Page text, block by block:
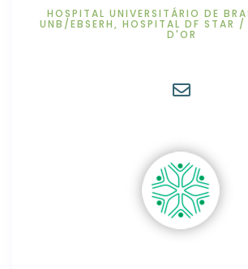
HOSPITAL UNIVERSITÁRIO DE
UNB/EBSERH, HOSPITAL DF STAR
D'OR